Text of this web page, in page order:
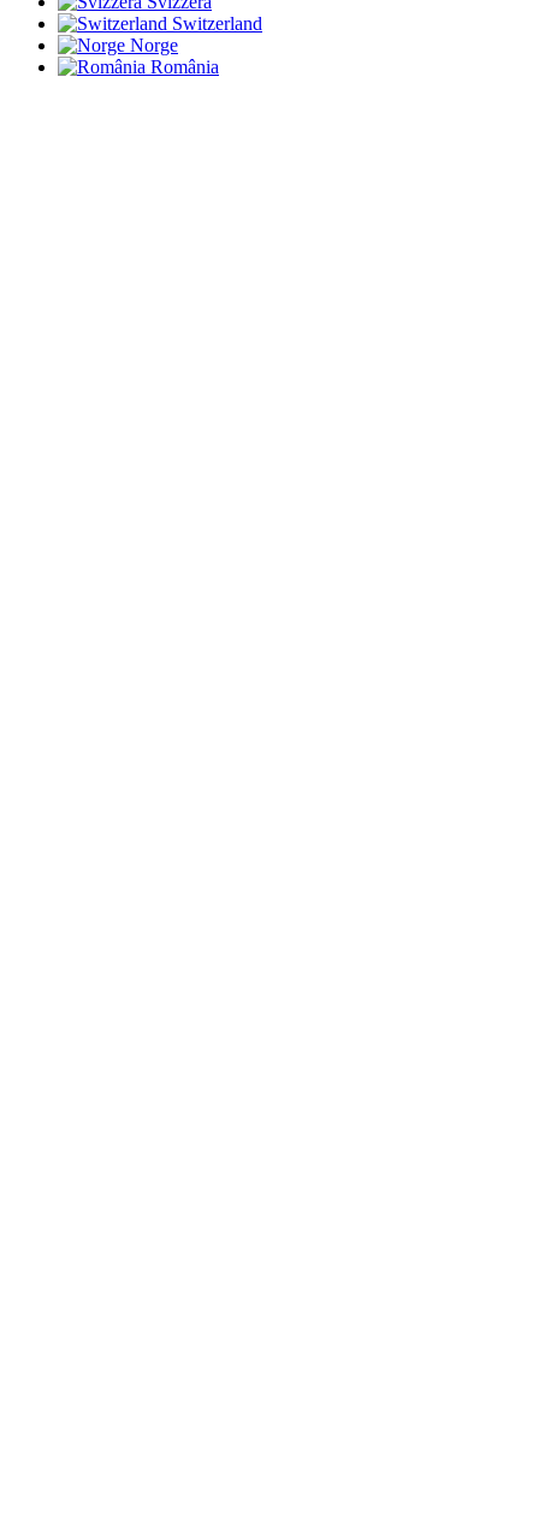
Switzerland
Norge
România